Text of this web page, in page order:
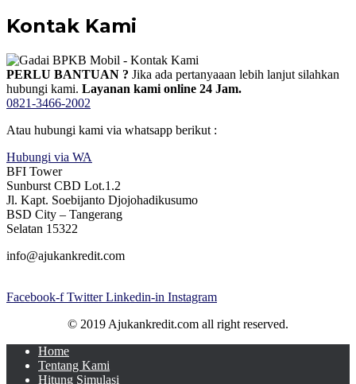
Kontak Kami
PERLU BANTUAN ? Jika ada pertanyaaan lebih lanjut silahkan
hubungi kami. Layanan kami online 24 Jam.
0821-3466-2002
Atau hubungi kami via whatsapp berikut :
Hubungi via WA
BFI Tower
Sunburst CBD Lot.1.2
Jl. Kapt. Soebijanto Djojohadikusumo
BSD City – Tangerang
Selatan 15322
info@ajukankredit.com
Facebook-f Twitter Linkedin-in Instagram
© 2019 Ajukankredit.com all right reserved.
Home
Tentang Kami
Hitung Simulasi